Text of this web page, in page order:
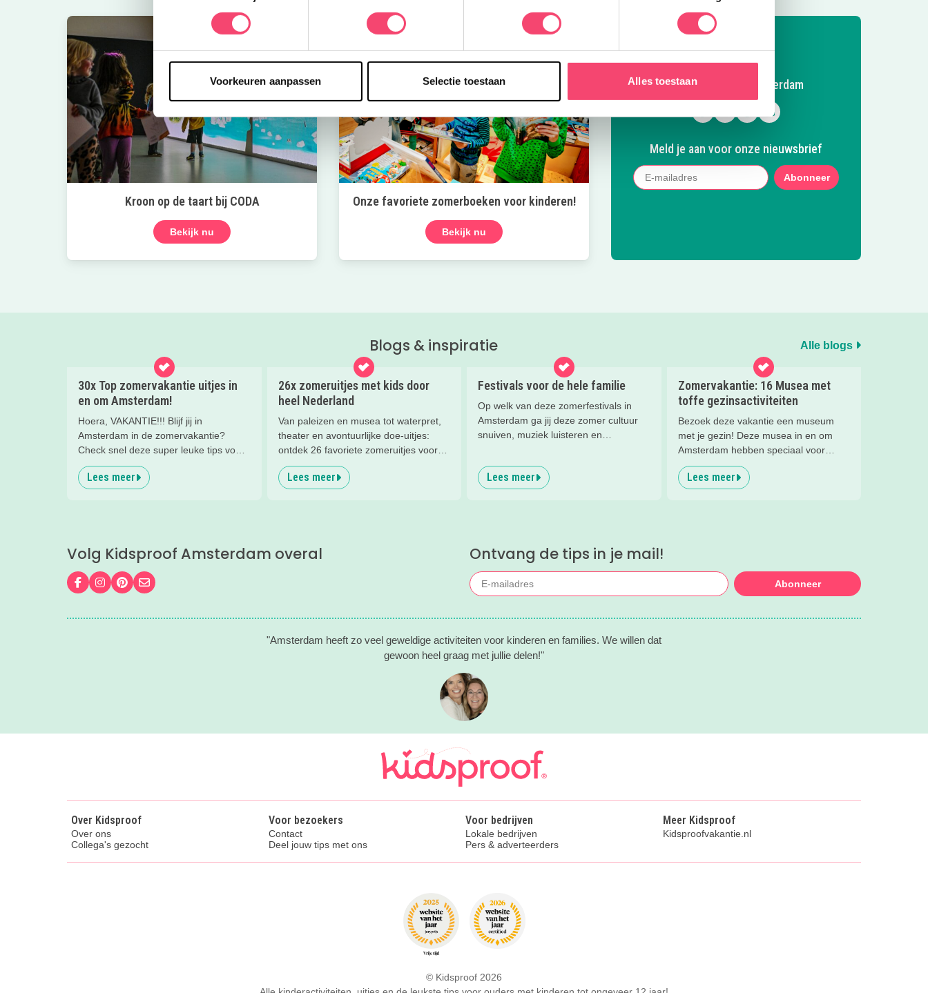
Voorkeuren aanpassen Selectie toestaan Alles toestaan
Kroon op de taart bij CODA
Bekijk nu
Onze favoriete zomerboeken voor kinderen!
Bekijk nu
Volg Kidsproof Amsterdam
Volg ons op Facebook
Volg ons op Instagram
Volg ons op Pinterest
Mail ons
Meld je aan voor onze nieuwsbrief
Abonneer
Blogs & inspiratie Alle blogs
30x Top zomervakantie uitjes in
en om Amsterdam!
Hoera, VAKANTIE!!! Blijf jij in
Amsterdam in de zomervakantie?
Check snel deze super leuke tips voor
uitjes, gezinsuitjes en vakantiekampen!
Fijne vakantie!
Lees meer
26x zomeruitjes met kids door
heel Nederland
Van paleizen en musea tot waterpret,
theater en avontuurlijke doe-uitjes:
ontdek 26 favoriete zomeruitjes voor
gezinnen door heel Nederland.
Lees meer
Festivals voor de hele familie
Op welk van deze zomerfestivals in
Amsterdam ga jij deze zomer cultuur
snuiven, muziek luisteren en
Lees meer
Zomervakantie: 16 Musea met
toffe gezinsactiviteiten
Bezoek deze vakantie een museum
met je gezin! Deze musea in en om
Amsterdam hebben speciaal voor
families super leuke activiteiten deze
zomervakantie!
Lees meer
Volg Kidsproof Amsterdam overal
Volg ons op Facebook
Volg ons op Instagram
Volg ons op Pinterest
Mail ons
Ontvang de tips in je mail!
Abonneer
"Amsterdam heeft zo veel geweldige activiteiten voor kinderen en families. We willen dat
gewoon heel graag met jullie delen!"
Over Kidsproof
Over ons
Collega's gezocht
Voor bezoekers
Contact
Deel jouw tips met ons
Voor bedrijven
Lokale bedrijven
Pers & adverteerders
Meer Kidsproof
Kidsproofvakantie.nl
© Kidsproof 2026